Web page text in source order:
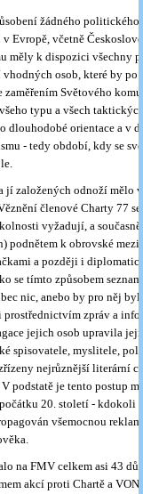
žádného
Evropě, včetně
měly k dispozici všechny
osob, které by po
Světového
typu a všech
dlouhodobé orientace a v
- tedy období, kdy se
jí založených odnoží mělo
členové Charty 77
vyžadují, a
podnětem k obrovské
a později i
se tímto způsobem
nic, anebo by pro něj
prostřednictvím zpráv a
jejich osob upravila
spisovatele, myslitele,
nejrůznější literární
podstatě je tento postup
20. století - kdokoli
všemocnou
na FMV celkem asi 43
akcí proti Chartě a